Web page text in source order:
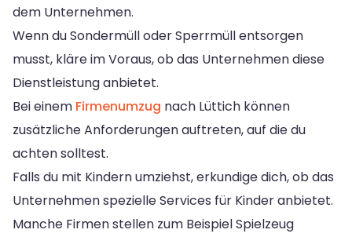
dem Unternehmen.
Wenn du Sondermüll oder Sperrmüll entsorgen
musst, kläre im Voraus, ob das Unternehmen diese
Dienstleistung anbietet.
Bei einem Firmenumzug nach Lüttich können
zusätzliche Anforderungen auftreten, auf die du
achten solltest.
Falls du mit Kindern umziehst, erkundige dich, ob das
Unternehmen spezielle Services für Kinder anbietet.
Manche Firmen stellen zum Beispiel Spielzeug